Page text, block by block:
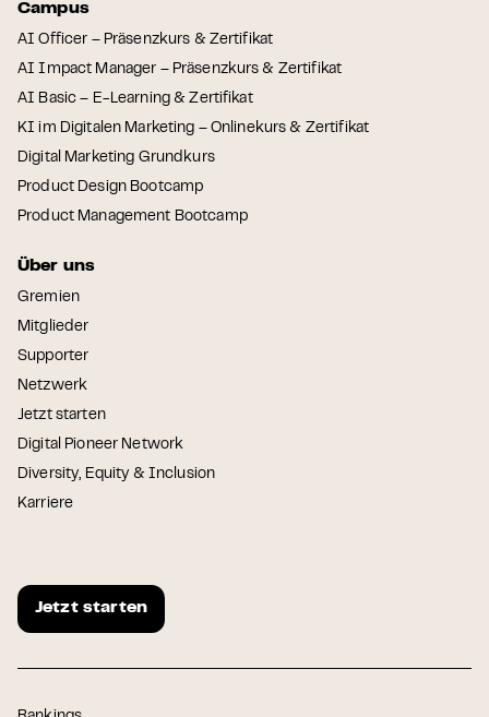
Campus
AI Officer – Präsenzkurs & Zertifikat
AI Impact Manager – Präsenzkurs & Zertifikat
AI Basic – E-Learning & Zertifikat
KI im Digitalen Marketing – Onlinekurs & Zertifikat
Digital Marketing Grundkurs
Product Design Bootcamp
Product Management Bootcamp
Über uns
Gremien
Mitglieder
Supporter
Netzwerk
Jetzt starten
Digital Pioneer Network
Diversity, Equity & Inclusion
Karriere
Jetzt starten